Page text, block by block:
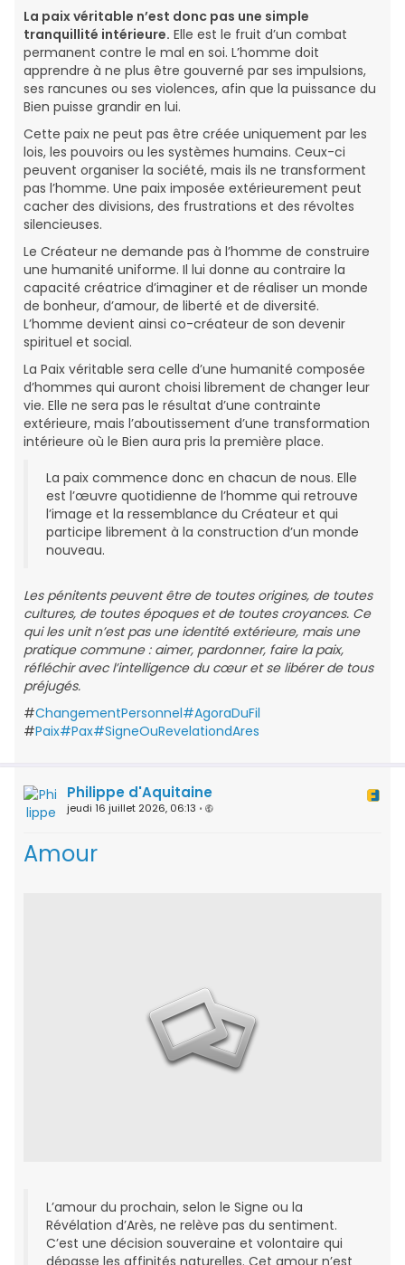
La paix véritable n’est donc pas une simple
tranquillité intérieure. Elle est le fruit d’un combat
permanent contre le mal en soi. L’homme doit
apprendre à ne plus être gouverné par ses impulsions,
ses rancunes ou ses violences, afin que la puissance du
Bien puisse grandir en lui.
Cette paix ne peut pas être créée uniquement par les
lois, les pouvoirs ou les systèmes humains. Ceux-ci
peuvent organiser la société, mais ils ne transforment
pas l’homme. Une paix imposée extérieurement peut
cacher des divisions, des frustrations et des révoltes
silencieuses.
Le Créateur ne demande pas à l’homme de construire
une humanité uniforme. Il lui donne au contraire la
capacité créatrice d’imaginer et de réaliser un monde
de bonheur, d’amour, de liberté et de diversité.
L’homme devient ainsi co-créateur de son devenir
spirituel et social.
La Paix véritable sera celle d’une humanité composée
d’hommes qui auront choisi librement de changer leur
vie. Elle ne sera pas le résultat d’une contrainte
extérieure, mais l’aboutissement d’une transformation
intérieure où le Bien aura pris la première place.
La paix commence donc en chacun de nous. Elle
est l’œuvre quotidienne de l’homme qui retrouve
l’image et la ressemblance du Créateur et qui
participe librement à la construction d’un monde
nouveau.
Les pénitents peuvent être de toutes origines, de toutes
cultures, de toutes époques et de toutes croyances. Ce
qui les unit n’est pas une identité extérieure, mais une
pratique commune : aimer, pardonner, faire la paix,
réfléchir avec l’intelligence du cœur et se libérer de tous
préjugés.
#ChangementPersonnel#AgoraDuFil
#Paix#Pax#SigneOuRevelationdAres
Philippe d'Aquitaine
jeudi 16 juillet 2026, 06:13 •
Amour
L’amour du prochain, selon le Signe ou la
Révélation d’Arès, ne relève pas du sentiment.
C’est une décision souveraine et volontaire qui
dépasse les affinités naturelles. Cet amour n’est